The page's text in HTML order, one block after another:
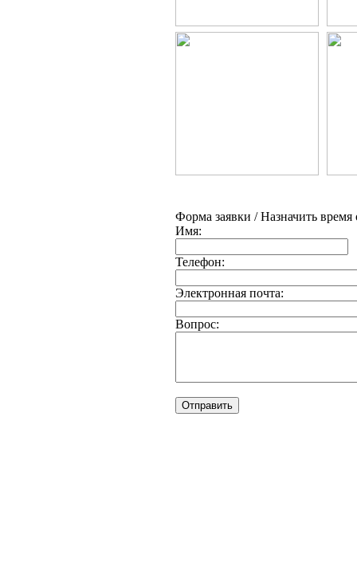
Форма заявки / Назначить время
Имя:
Телефон:
Электронная почта:
Вопрос: